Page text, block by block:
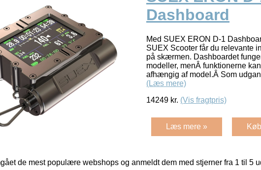
Dashboard
Med SUEX ERON D-1
SUEX Scooter får du relevante
på skærmen. Dashboardet
modeller, menÂ funktionerne
afhængig af model.Â Som
(Læs mere)
14249 kr. (Vis fragtpris)
Læs mere »
de mest populære webshops og anmeldt dem med stjerner fra 1 til 5